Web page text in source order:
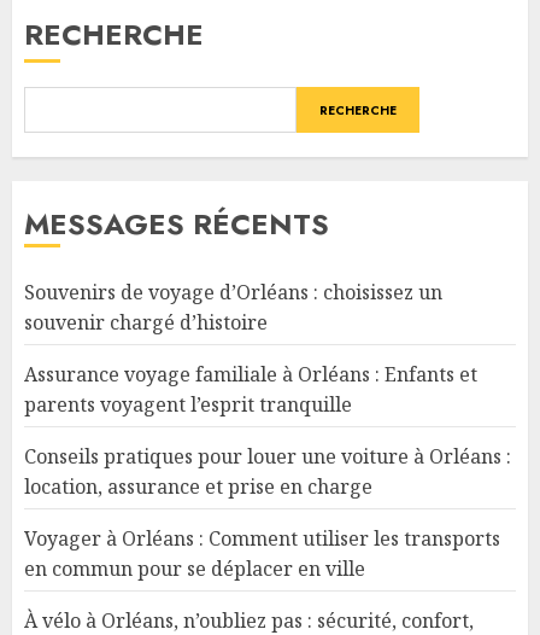
RECHERCHE
RECHERCHE
MESSAGES RÉCENTS
Souvenirs de voyage d’Orléans : choisissez un
souvenir chargé d’histoire
Assurance voyage familiale à Orléans : Enfants et
parents voyagent l’esprit tranquille
Conseils pratiques pour louer une voiture à Orléans :
location, assurance et prise en charge
Voyager à Orléans : Comment utiliser les transports
en commun pour se déplacer en ville
À vélo à Orléans, n’oubliez pas : sécurité, confort,